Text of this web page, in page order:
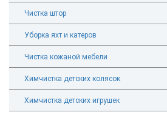
Чистка штор
Уборка яхт и катеров
Чистка кожаной мебели
Химчистка детских колясок
Химчистка детских игрушек